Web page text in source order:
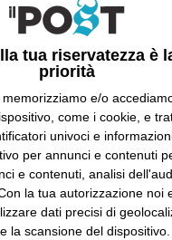
tua riservatezza è
priorità
memorizziamo e/o
come i cookie, e
univoci e
per annunci e contenuti
e contenuti, analisi
la tua autorizzazione noi
dati precisi di
la scansione del
ti piace
POST
Just one